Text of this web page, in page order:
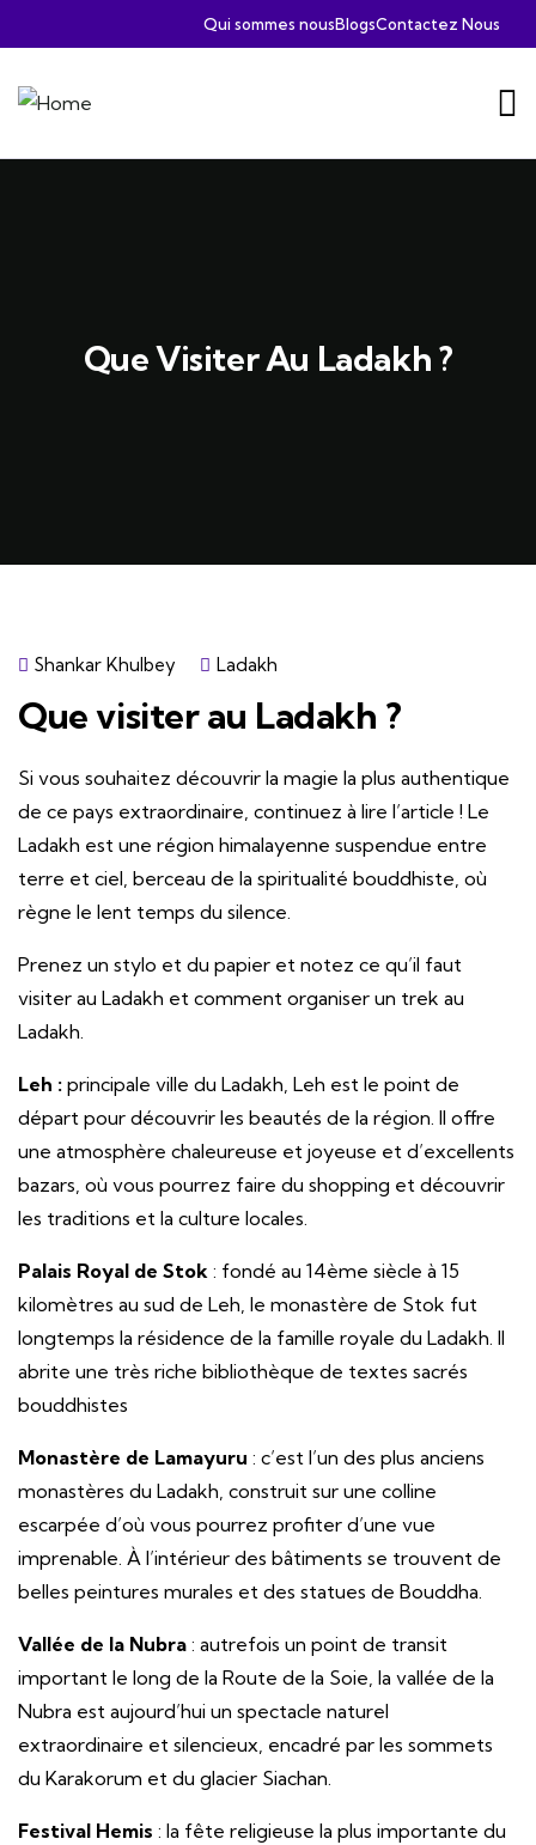
Qui sommes nousBlogsContactez Nous
Que Visiter Au Ladakh ?
Shankar Khulbey Ladakh
Que visiter au Ladakh ?
Si vous souhaitez découvrir la magie la plus authentique
de ce pays extraordinaire, continuez à lire l’article ! Le
Ladakh est une région himalayenne suspendue entre
terre et ciel, berceau de la spiritualité bouddhiste, où
règne le lent temps du silence.
Prenez un stylo et du papier et notez ce qu’il faut
visiter au Ladakh et comment organiser un trek au
Ladakh.
Leh : principale ville du Ladakh, Leh est le point de
départ pour découvrir les beautés de la région. Il offre
une atmosphère chaleureuse et joyeuse et d’excellents
bazars, où vous pourrez faire du shopping et découvrir
les traditions et la culture locales.
Palais Royal de Stok : fondé au 14ème siècle à 15
kilomètres au sud de Leh, le monastère de Stok fut
longtemps la résidence de la famille royale du Ladakh. Il
abrite une très riche bibliothèque de textes sacrés
bouddhistes
Monastère de Lamayuru : c’est l’un des plus anciens
monastères du Ladakh, construit sur une colline
escarpée d’où vous pourrez profiter d’une vue
imprenable. À l’intérieur des bâtiments se trouvent de
belles peintures murales et des statues de Bouddha.
Vallée de la Nubra : autrefois un point de transit
important le long de la Route de la Soie, la vallée de la
Nubra est aujourd’hui un spectacle naturel
extraordinaire et silencieux, encadré par les sommets
du Karakorum et du glacier Siachan.
Festival Hemis : la fête religieuse la plus importante du